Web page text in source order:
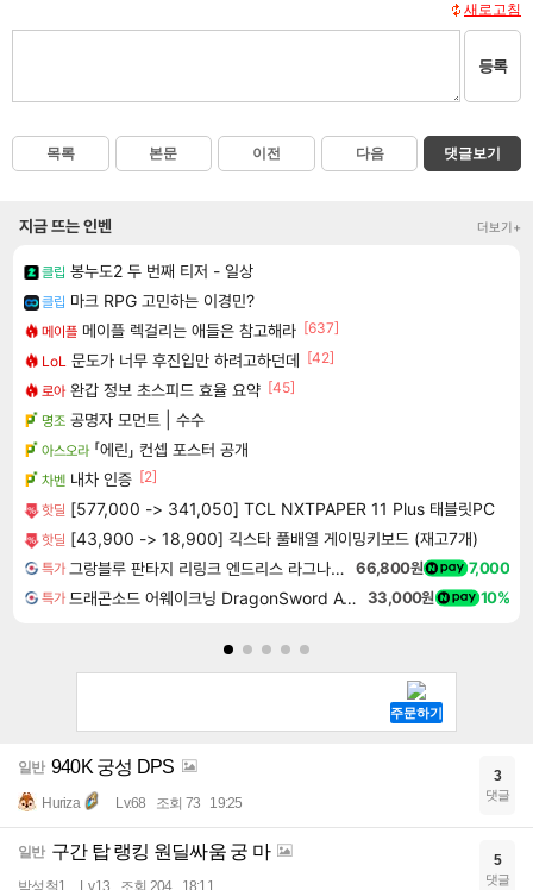
새로고침
등록
목록 본문 이전 다음 댓글보기
지금 뜨는 인벤 더보기+
클립 봉누도2 두 번째 티저 - 일상
클립 마크 RPG 고민하는 이경민?
메이플 메이플 렉걸리는 애들은 참고해라 [637]
LoL 문도가 너무 후진입만 하려고하던데 [42]
로아 완갑 정보 초스피드 효율 요약 [45]
명조 공명자 모먼트 | 수수
아스오라 「에린」 컨셉 포스터 공개
차벤 내차 인증 [2]
핫딜 [577,000 -> 341,050] TCL NXTPAPER 11 Plus 태블릿PC
핫딜 [43,900 -> 18,900] 긱스타 풀배열 게이밍키보드 (재고7개)
특가 그랑블루 판타지 리링크 엔드리스 라그나로크 Granblue Fantasy Relink Endless Ragnarok 66,800원 7,000
특가 드래곤소드 어웨이크닝 DragonSword Awakening 33,000원 10%
일반 940K 궁성 DPS
Huriza Lv.68 조회 73 19:25
3
댓글
일반 구간 탑 랭킹 원딜싸움 궁 마
박성철1 Lv.13 조회 204 18:11
5
댓글